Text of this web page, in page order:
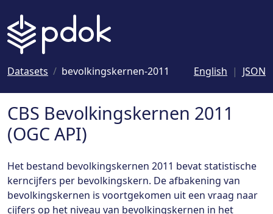
Datasets bevolkingskernen-2011 English JSON
CBS Bevolkingskernen 2011
(OGC API)
Het bestand bevolkingskernen 2011 bevat statistische
kerncijfers per bevolkingskern. De afbakening van
bevolkingskernen is voortgekomen uit een vraag naar
cijfers op het niveau van bevolkingskernen in het